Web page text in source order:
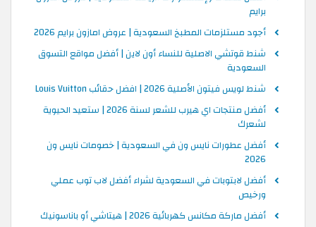
برايم
أجود مستلزمات المطبخ السعودية | عروض امازون برايم 2026
شنط قوتشي الاصلية للنساء أون لاين | أفضل مواقع التسوق
السعودية
شنط لويس فيتون الأصلية 2026 | افضل حقائب Louis Vuitton
أفضل منتجات اي هيرب للشعر لسنة 2026 | ستعيد الحيوية
لشعرك
أفضل عطورات نايس ون في السعودية | خصومات نايس ون
2026
أفضل لابتوبات في السعودية لشراء أفضل لاب توب عملي
ورخيص
أفضل ماركة مكانس كهربائية 2026 | هيتاشي أو باناسونيك